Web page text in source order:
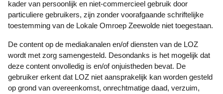
kader van persoonlijk en niet-commercieel gebruik door
particuliere gebruikers, zijn zonder voorafgaande schriftelijke
toestemming van de Lokale Omroep Zeewolde niet toegestaan.
De content op de mediakanalen en/of diensten van de LOZ
wordt met zorg samengesteld. Desondanks is het mogelijk dat
deze content onvolledig is en/of onjuistheden bevat. De
gebruiker erkent dat LOZ niet aansprakelijk kan worden gesteld
op grond van overeenkomst, onrechtmatige daad, verzuim,